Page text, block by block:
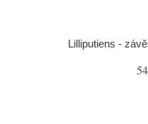
Lilliputiens -